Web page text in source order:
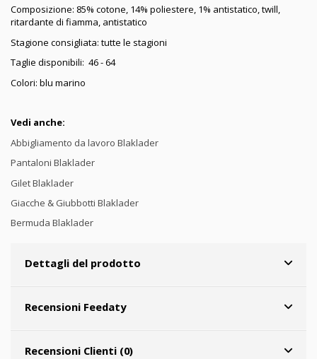
Composizione: 85% cotone, 14% poliestere, 1% antistatico, twill,
ritardante di fiamma, antistatico
Stagione consigliata: tutte le stagioni
Taglie disponibili: 46 - 64
Colori: blu marino
Vedi anche:
Abbigliamento da lavoro Blaklader
Pantaloni Blaklader
Gilet Blaklader
Giacche & Giubbotti Blaklader
Bermuda Blaklader
Dettagli del prodotto
Recensioni Feedaty
Recensioni Clienti (0)